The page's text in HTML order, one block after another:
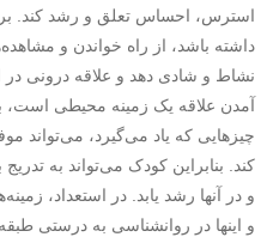
استرس، احساس تعلق و رشد کند.
داشته باشد، از راه خواندن و
نشاط و شادی دهد و علاقه درونی در
آمدن علاقه یک زمینه محیطی است،
چیزهایی که یاد می‌گیرد، می‌تواند
کند. بنابراین کودک می‌تواند به
و در آنها رشد یابد. در استعداد،
و اینها در روانشناسی به درستی